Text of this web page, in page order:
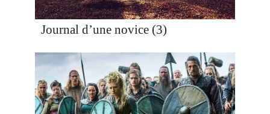
Journal d’une novice (3)